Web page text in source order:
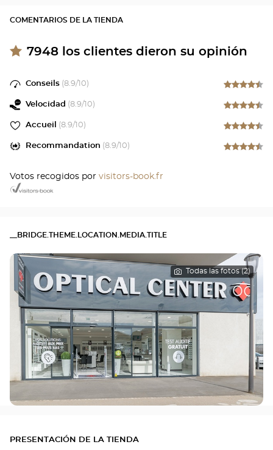
COMENTARIOS DE LA TIENDA
7948 los clientes dieron su opinión
Conseils (8.9/10)
Velocidad (8.9/10)
Accueil (8.9/10)
Recommandation (8.9/10)
Votos recogidos por visitors-book.fr
__BRIDGE.THEME.LOCATION.MEDIA.TITLE
Todas las fotos (2)
PRESENTACIÓN DE LA TIENDA